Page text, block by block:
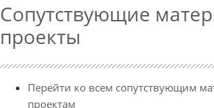
Сопутствующие
проекты
Перейти ко всем сопутствующим
проектам